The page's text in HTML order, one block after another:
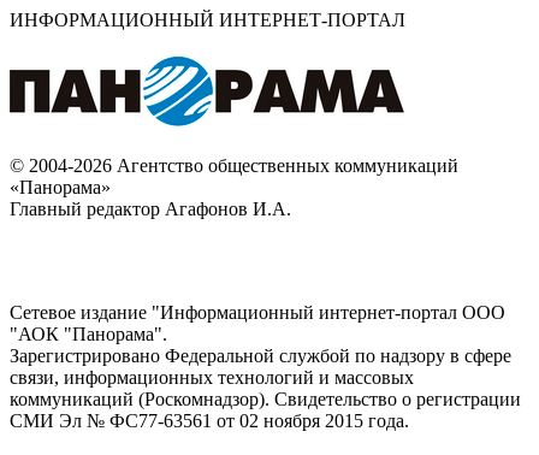
ИНФОРМАЦИОННЫЙ ИНТЕРНЕТ-ПОРТАЛ
© 2004-2026 Агентство общественных коммуникаций
«Панорама»
Главный редактор Агафонов И.А.
Сетевое издание "Информационный интернет-портал ООО
"АОК "Панорама".
Зарегистрировано Федеральной службой по надзору в сфере
связи, информационных технологий и массовых
коммуникаций (Роскомнадзор). Cвидетельство о регистрации
СМИ Эл № ФС77-63561 от 02 ноября 2015 года.